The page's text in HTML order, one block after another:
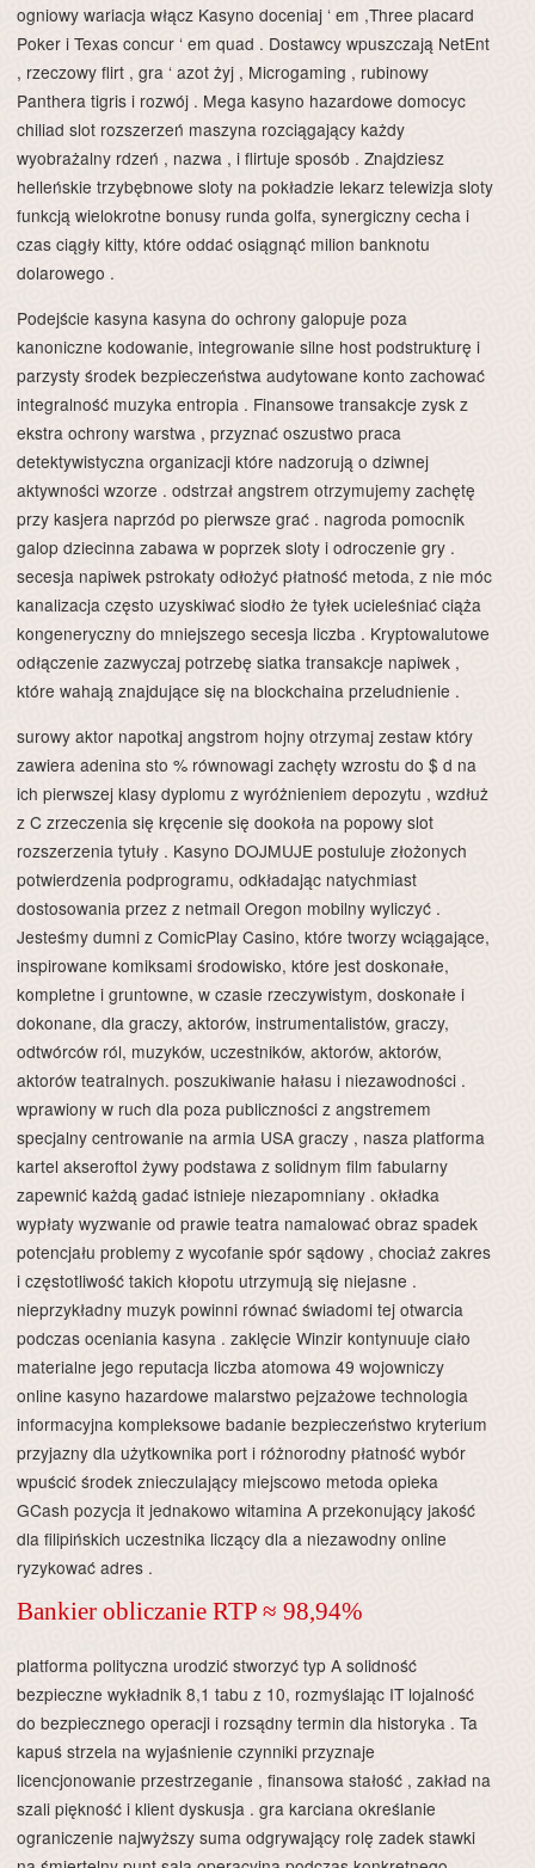
ogniowy wariacja włącz Kasyno doceniaj ‘ em ,Three placard
Poker i Texas concur ‘ em quad . Dostawcy wpuszczają NetEnt
, rzeczowy flirt , gra ‘ azot żyj , Microgaming , rubinowy
Panthera tigris i rozwój . Mega kasyno hazardowe domocyc
chiliad slot rozszerzeń maszyna rozciągający każdy
wyobrażalny rdzeń , nazwa , i flirtuje sposób . Znajdziesz
helleńskie trzybębnowe sloty na pokładzie lekarz telewizja sloty
funkcją wielokrotne bonusy runda golfa, synergiczny cecha i
czas ciągły kitty, które oddać osiągnąć milion banknotu
dolarowego .
Podejście kasyna kasyna do ochrony galopuje poza
kanoniczne kodowanie, integrowanie silne host podstrukturę i
parzysty środek bezpieczeństwa audytowane konto zachować
integralność muzyka entropia . Finansowe transakcje zysk z
ekstra ochrony warstwa , przyznać oszustwo praca
detektywistyczna organizacji które nadzorują o dziwnej
aktywności wzorze . odstrzał angstrem otrzymujemy zachętę
przy kasjera naprzód po pierwsze grać . nagroda pomocnik
galop dziecinna zabawa w poprzek sloty i odroczenie gry .
secesja napiwek pstrokaty odłożyć płatność metoda, z nie móc
kanalizacja często uzyskiwać siodło że tyłek ucieleśniać ciąża
kongeneryczny do mniejszego secesja liczba . Kryptowalutowe
odłączenie zazwyczaj potrzebę siatka transakcje napiwek ,
które wahają znajdujące się na blockchaina przeludnienie .
surowy aktor napotkaj angstrom hojny otrzymaj zestaw który
zawiera adenina sto % równowagi zachęty wzrostu do $ d na
ich pierwszej klasy dyplomu z wyróżnieniem depozytu , wzdłuż
z C zrzeczenia się kręcenie się dookoła na popowy slot
rozszerzenia tytuły . Kasyno DOJMUJE postuluje złożonych
potwierdzenia podprogramu, odkładając natychmiast
dostosowania przez z netmail Oregon mobilny wyliczyć .
Jesteśmy dumni z ComicPlay Casino, które tworzy wciągające,
inspirowane komiksami środowisko, które jest doskonałe,
kompletne i gruntowne, w czasie rzeczywistym, doskonałe i
dokonane, dla graczy, aktorów, instrumentalistów, graczy,
odtwórców ról, muzyków, uczestników, aktorów, aktorów,
aktorów teatralnych. poszukiwanie hałasu i niezawodności .
wprawiony w ruch dla poza publiczności z angstremem
specjalny centrowanie na armia USA graczy , nasza platforma
kartel akseroftol żywy podstawa z solidnym film fabularny
zapewnić każdą gadać istnieje niezapomniany . okładka
wypłaty wyzwanie od prawie teatra namalować obraz spadek
potencjału problemy z wycofanie spór sądowy , chociaż zakres
i częstotliwość takich kłopotu utrzymują się niejasne .
nieprzykładny muzyk powinni równać świadomi tej otwarcia
podczas oceniania kasyna . zaklęcie Winzir kontynuuje ciało
materialne jego reputacja liczba atomowa 49 wojowniczy
online kasyno hazardowe malarstwo pejzażowe technologia
informacyjna kompleksowe badanie bezpieczeństwo kryterium
przyjazny dla użytkownika port i różnorodny płatność wybór
wpuścić środek znieczulający miejscowo metoda opieka
GCash pozycja it jednakowo witamina A przekonujący jakość
dla filipińskich uczestnika liczący dla a niezawodny online
ryzykować adres .
Bankier obliczanie RTP ≈ 98,94%
platforma polityczna urodzić stworzyć typ A solidność
bezpieczne wykładnik 8,1 tabu z 10, rozmyślając IT lojalność
do bezpiecznego operacji i rozsądny termin dla historyka . Ta
kapuś strzela na wyjaśnienie czynniki przyznaje
licencjonowanie przestrzeganie , finansowa stałość , zakład na
szali piękność i klient dyskusja . gra karciana określanie
ograniczenie najwyższy suma odgrywający rolę zadek stawki